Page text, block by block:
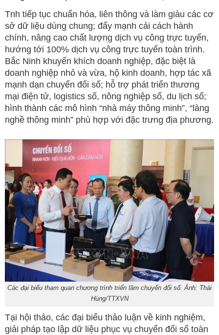
Tnh tiếp tục chuẩn hóa, liên thông và làm giàu các cơ
sở dữ liệu dùng chung; đẩy mạnh cải cách hành
chính, nâng cao chất lượng dịch vụ công trực tuyến,
hướng tới 100% dịch vụ công trực tuyến toàn trình.
Bắc Ninh khuyến khích doanh nghiệp, đặc biệt là
doanh nghiệp nhỏ và vừa, hộ kinh doanh, hợp tác xã
mạnh dạn chuyển đổi số; hỗ trợ phát triển thương
mại điện tử, logistics số, nông nghiệp số, du lịch số;
hình thành các mô hình “nhà máy thông minh”, “làng
nghề thông minh” phù hợp với đặc trưng địa phương.
Các đại biểu tham quan chương trình triển lãm chuyển đổi số. Ảnh: Thái
Hùng/TTXVN
Tại hội thảo, các đại biểu thảo luận về kinh nghiệm,
giải pháp tạo lập dữ liệu phục vụ chuyển đổi số toàn